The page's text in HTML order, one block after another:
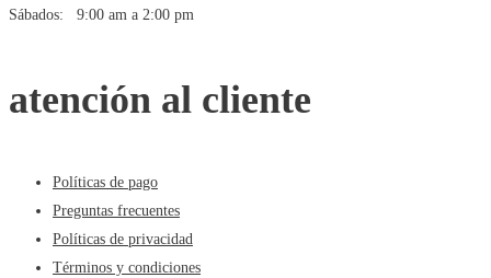
Sábados: 9:00 am a 2:00 pm
atención al cliente
Políticas de pago
Preguntas frecuentes
Políticas de privacidad
Términos y condiciones